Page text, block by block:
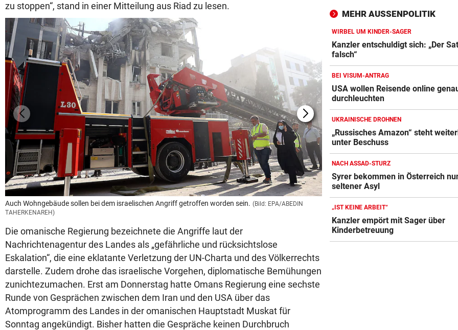
zu stoppen“, stand in einer Mitteilung aus Riad zu lesen.
Auch Wohngebäude sollen bei dem israelischen Angriff getroffen worden sein. (Bild: EPA/ABEDIN
TAHERKENAREH)
Pakistaner verfolgen aufmerksam die
Die omanische Regierung bezeichnete die Angriffe laut der
Nachrichtenagentur des Landes als „gefährliche und rücksichtslose
Eskalation“, die eine eklatante Verletzung der UN-Charta und des Völkerrechts
darstelle. Zudem drohe das israelische Vorgehen, diplomatische Bemühungen
zunichtezumachen. Erst am Donnerstag hatte Omans Regierung eine sechste
Runde von Gesprächen zwischen dem Iran und den USA über das
Atomprogramm des Landes in der omanischen Hauptstadt Muskat für
Sonntag angekündigt. Bisher hatten die Gespräche keinen Durchbruch
Arbeiter fing im Schlosspark
Laxenburg Feuer
IM EU-VERGLEICH
Österreich liegt bei E-Bussen
deutlich zurück
Kurios! WM-Starterin lernte
Youtube das Gehen
BEI IVF-BEHANDLUNGEN
Hitze kann die Anzahl der
verringern
BEI VISUM-ANTRAG
USA wollen Reisende online
genauer durchleuchten
MEHR AUSSENPOLITIK
WIRBEL UM KINDER-SAGER
Kanzler entschuldigt sich: „Der
falsch“
BEI VISUM-ANTRAG
USA wollen Reisende online
durchleuchten
UKRAINISCHE DROHNEN
„Russisches Amazon“ steht
unter Beschuss
NACH ASSAD-STURZ
Syrer bekommen in Österreich
seltener Asyl
„IST KEINE ARBEIT“
Kanzler empört mit Sager über
Kinderbetreuung